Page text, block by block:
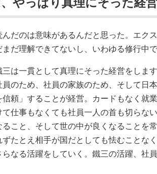
んだのは意味があるんだと思った。エク
だ理解できてないし、いわゆる修行中で
は一貫として真理にそった経営をしま
のため、社員の家族のため、そして日
頼」することが経営。カードもなく就
仕事もなくても社員一人の首も切らな
こと、そして世の中が良くなることを
たとえ相手が国だとしても怯むことな
らなる活躍をしていく。鐵三の活躍、社